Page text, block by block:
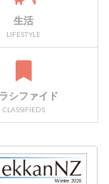
生活
LIFESTYLE
シファイド
CLASSIFIEDS